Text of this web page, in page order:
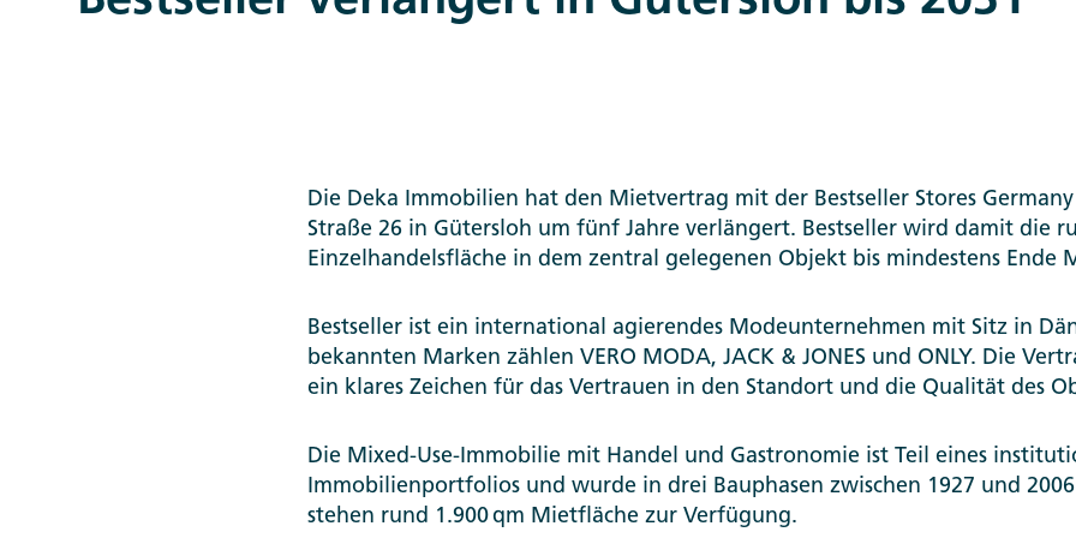
Die Deka Immobilien hat den Mietvertrag mit der Bestseller Stores
Straße 26 in Gütersloh um fünf Jahre verlängert. Bestseller wird damit die
Einzelhandelsfläche in dem zentral gelegenen Objekt bis mindestens Ende
Bestseller ist ein international agierendes Modeunternehmen mit Sitz in
bekannten Marken zählen VERO MODA, JACK & JONES und ONLY. Die
ein klares Zeichen für das Vertrauen in den Standort und die Qualität des
Die Mixed-Use-Immobilie mit Handel und Gastronomie ist Teil eines
Immobilienportfolios und wurde in drei Bauphasen zwischen 1927 und
stehen rund 1.900 qm Mietfläche zur Verfügung.